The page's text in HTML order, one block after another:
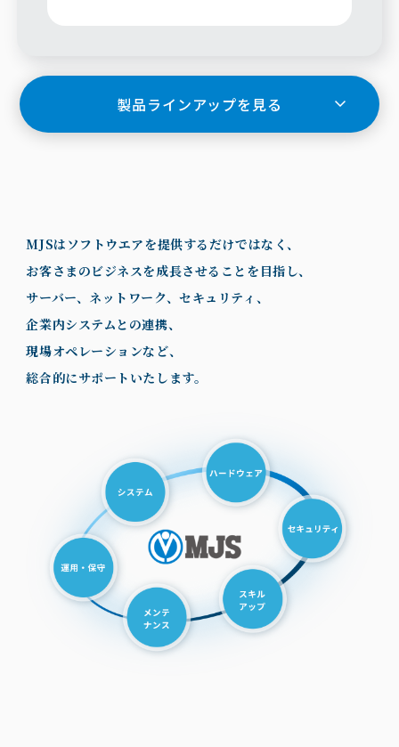
製品ラインアップを見る
MJSはソフトウエアを提供するだけではなく、
お客さまのビジネスを成長させることを目指し、
サーバー、ネットワーク、セキュリティ、
企業内システムとの連携、
現場オペレーションなど、
総合的にサポートいたします。